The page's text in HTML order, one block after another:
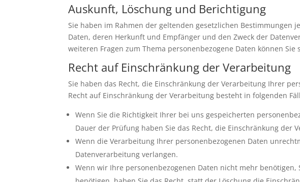
Auskunft, Löschung und Berichtigung
Sie haben im Rahmen der geltenden gesetzlichen
Daten, deren Herkunft und Empfänger und den Zweck der
weiteren Fragen zum Thema personenbezogene Daten können
Recht auf Einschränkung der Verarbeitung
Sie haben das Recht, die Einschränkung der Verarbeitung Ihrer
Recht auf Einschränkung der Verarbeitung besteht in folgenden
Wenn Sie die Richtigkeit Ihrer bei uns gespeicherten
Dauer der Prüfung haben Sie das Recht, die Einschränkung der
Wenn die Verarbeitung Ihrer personenbezogenen Daten
Datenverarbeitung verlangen.
Wenn wir Ihre personenbezogenen Daten nicht mehr